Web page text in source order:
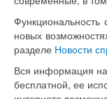
новых
разделе Новости
Вся информация на
бесплатной, ее